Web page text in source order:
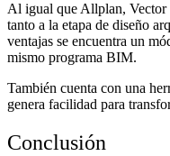
Al igual que Allplan, Vector
tanto a la etapa de diseño
ventajas se encuentra un
mismo programa BIM.
También cuenta con una
genera facilidad para
Conclusión